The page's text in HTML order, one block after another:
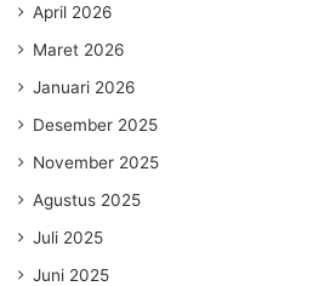
April 2026
Maret 2026
Januari 2026
Desember 2025
November 2025
Agustus 2025
Juli 2025
Juni 2025